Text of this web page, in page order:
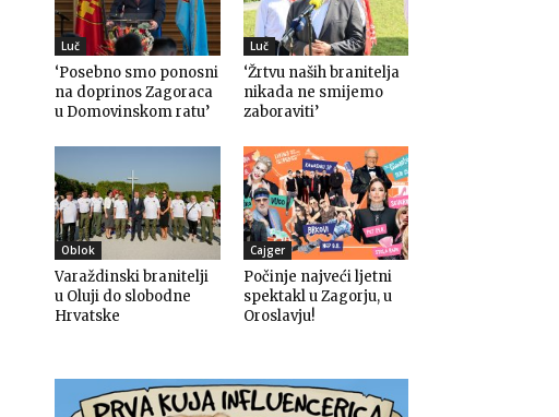
Luč
‘Posebno smo ponosni
na doprinos Zagoraca
u Domovinskom ratu’
Luč
‘Žrtvu naših branitelja
nikada ne smijemo
zaboraviti’
Oblok
Varaždinski branitelji
u Oluji do slobodne
Hrvatske
Cajger
Počinje najveći ljetni
spektakl u Zagorju, u
Oroslavju!